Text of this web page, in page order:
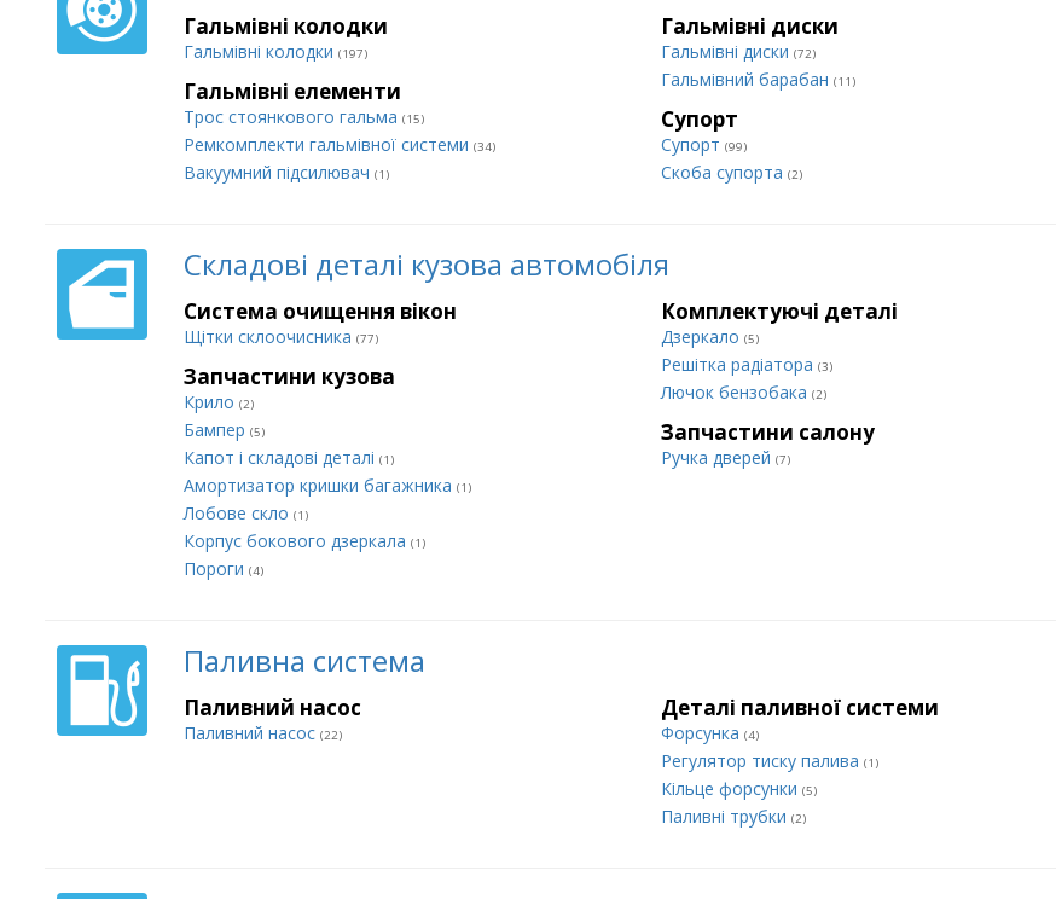
Гальмівні колодки
Гальмівні колодки (197)
Гальмівні диски
Гальмівні диски (72)
Гальмівний барабан (11)
Гальмівні елементи
Трос стоянкового гальма (15)
Ремкомплекти гальмівної системи (34)
Вакуумний підсилювач (1)
Супорт
Супорт (99)
Cкоба супорта (2)
Складові деталі кузова автомобіля
Система очищення вікон
Щітки склоочисника (77)
Комплектуючі деталі
Дзеркало (5)
Решітка радіатора (3)
Лючок бензобака (2)
Запчастини кузова
Крило (2)
Бампер (5)
Капот і складові деталі (1)
Амортизатор кришки багажника (1)
Лобове скло (1)
Корпус бокового дзеркала (1)
Пороги (4)
Запчастини салону
Ручка дверей (7)
Паливна система
Паливний насос
Паливний насос (22)
Деталі паливної системи
Форсунка (4)
Регулятор тиску палива (1)
Кільце форсунки (5)
Паливні трубки (2)